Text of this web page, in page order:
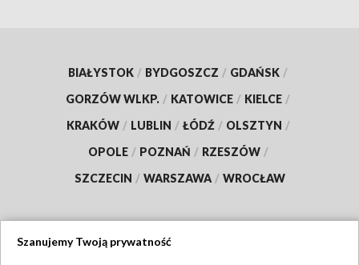
BIAŁYSTOK / BYDGOSZCZ / GDAŃSK /
GORZÓW WLKP. / KATOWICE / KIELCE /
KRAKÓW / LUBLIN / ŁÓDŹ / OLSZTYN /
OPOLE / POZNAŃ / RZESZÓW /
SZCZECIN / WARSZAWA / WROCŁAW
Szanujemy Twoją prywatność